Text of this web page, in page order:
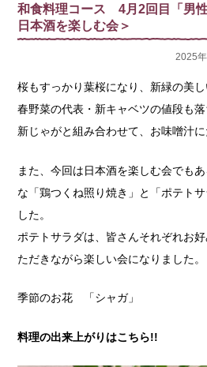
和食料理コース 4月2回目「男
日本酒を楽しむ会＞
2025
桜もすっかり葉桜になり、新緑の美し
春野菜の代表・新キャベツの値段も落
新じゃがと組み合わせて、お味噌汁に
また、今回は日本酒を楽しむ会でも
な「鶏つくね照り焼き」と「ポテト
した。
ポテトサラダは、皆さんそれぞれお
ただきながら楽しい会になりました。
季節のお花 「シャガ」
料理の出来上がりはこちら!!